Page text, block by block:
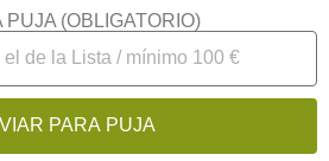
PUJA (OBLIGATORIO)
PARA PUJA